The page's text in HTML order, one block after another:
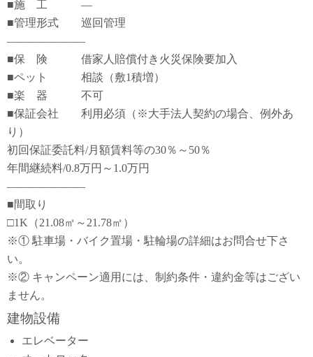
■施 工 ―
■管理形式 巡回管理
―――――――
■保 険 借家人賠償付き火災保険要加入
■ペット 相談（敷1積増）
■楽 器 不可
■保証会社 利用必須（※大手法人契約の場合、例外あ
り）
初回保証委託料/月額賃料等の30％～50％
年間継続料/0.8万円～1.0万円
―――――――
■間取り
□1K（21.08㎡～21.78㎡）
※① 駐車場・バイク置場・駐輪場の詳細はお問合せ下さ
い。
※② キャンペーン適用には、制約条件・違約金等はござい
ません。
建物設備
エレベーター